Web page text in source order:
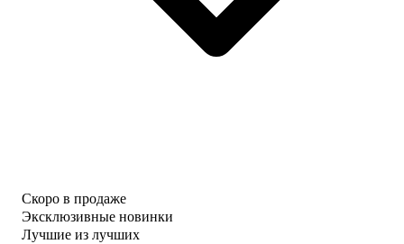
Скоро в продаже
Эксклюзивные новинки
Лучшие из лучших